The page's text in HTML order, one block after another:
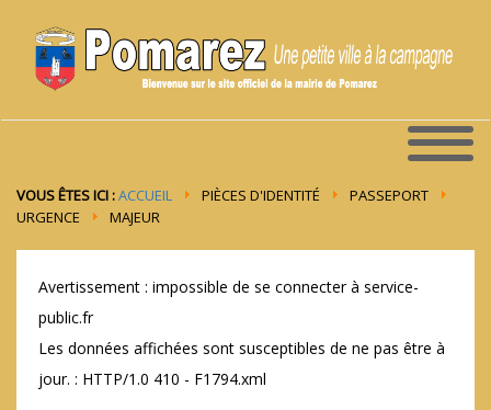
VOUS ÊTES ICI :ACCUEIL PIÈCES D'IDENTITÉ
PASSEPORT
URGENCE
MAJEUR
Avertissement : impossible de se connecter à service-
public.fr
Les données affichées sont susceptibles de ne pas être à
jour. : HTTP/1.0 410 - F1794.xml